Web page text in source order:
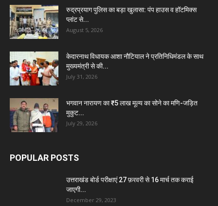
रुद्रप्रयाग पुलिस का बड़ा खुलासा: पंप हाउस व हॉटमिक्स
प्लांट से...
August 5, 2026
केदारनाथ विधायक आशा नौटियाल ने प्रतिनिधिमंडल के साथ
मुख्यमंत्री से की...
July 31, 2026
भगवान नारायण का ₹5 लाख मूल्य का सोने का मणि-जड़ित
मुकुट...
July 29, 2026
POPULAR POSTS
उत्तराखंड बोर्ड परीक्षाएं 27 फ़रवरी से 16 मार्च तक कराई
जाएगी...
December 29, 2023